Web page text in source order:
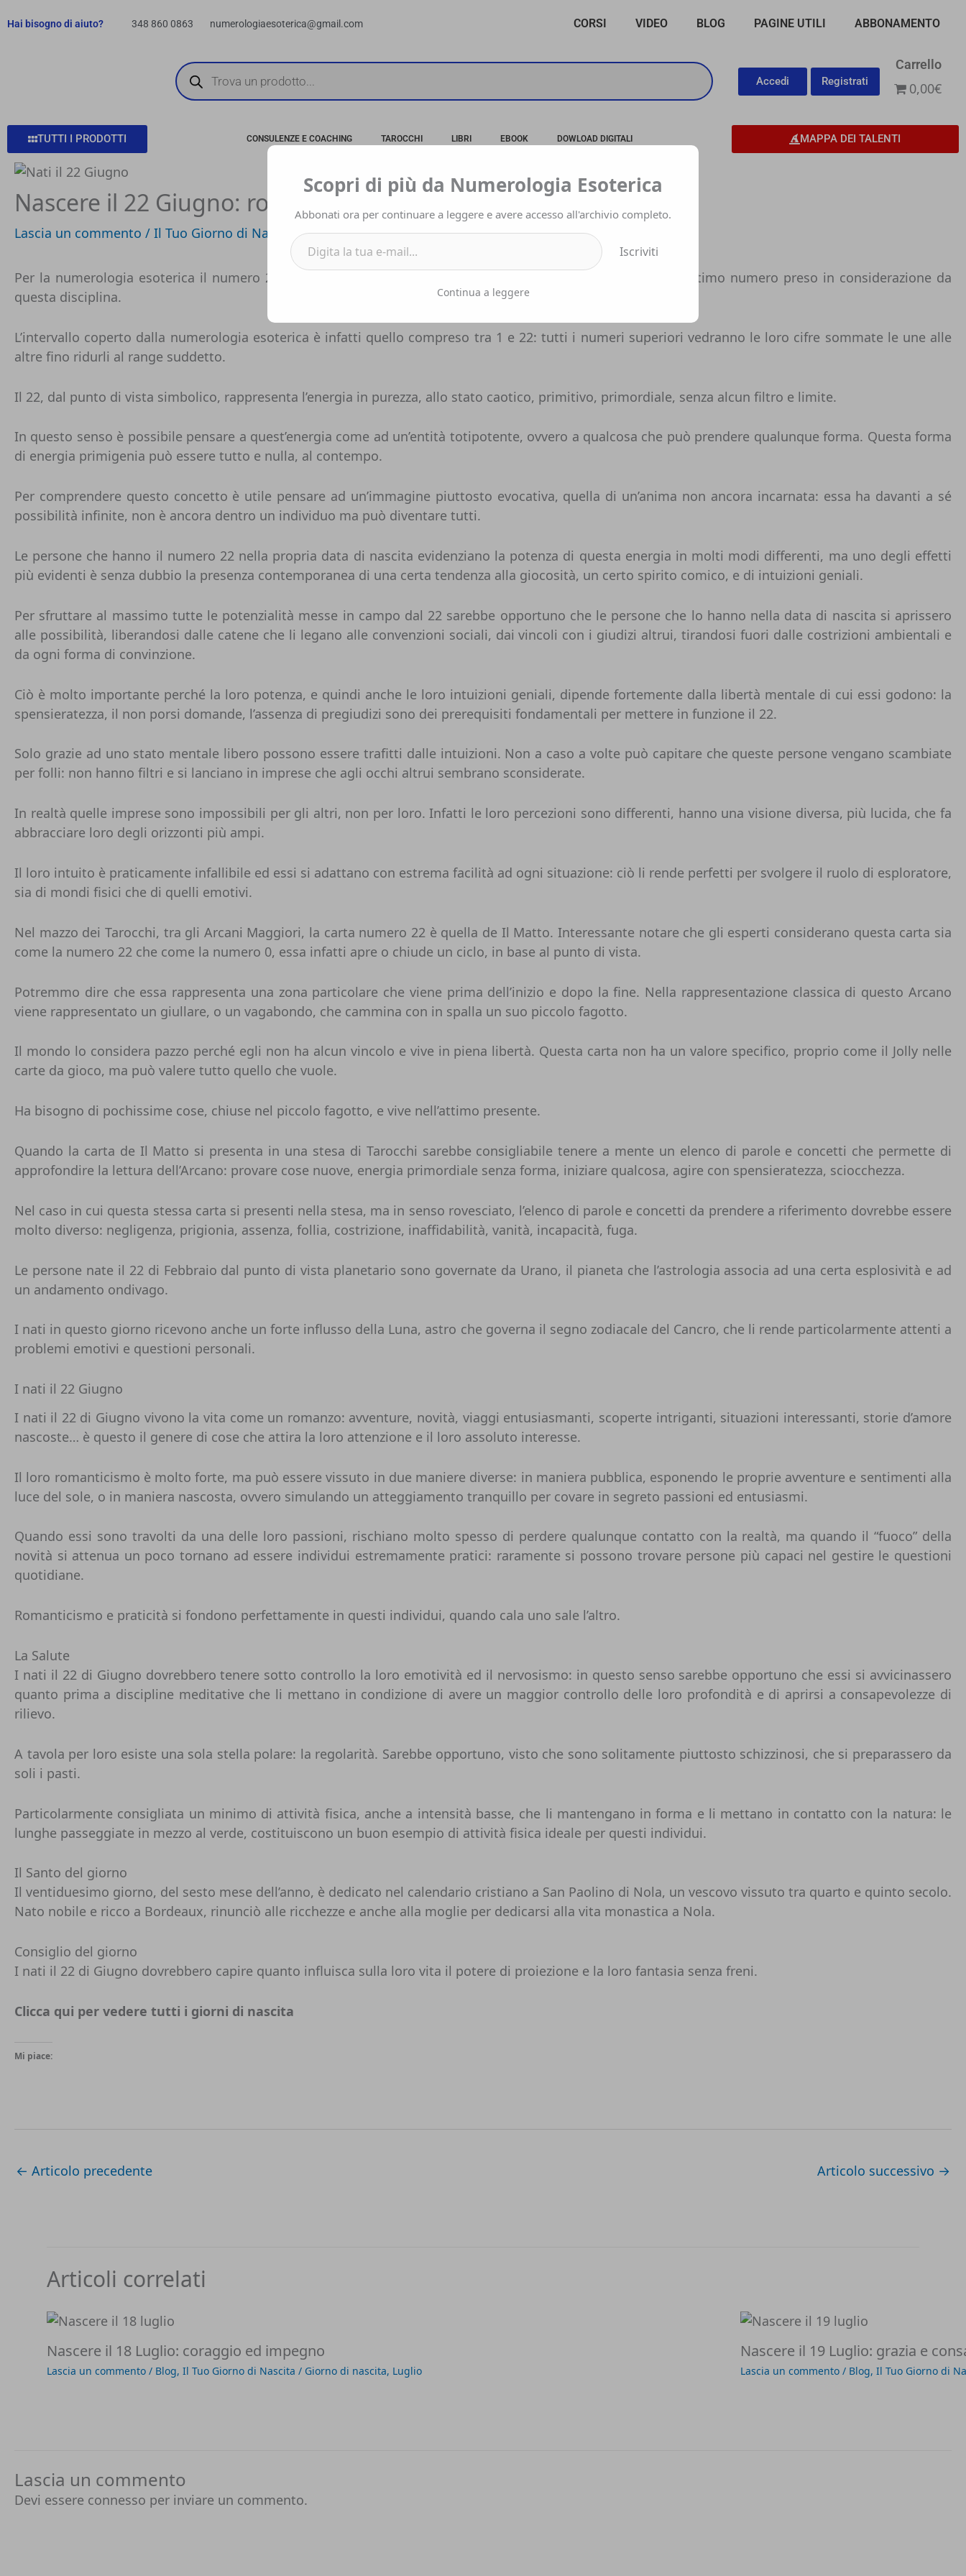
alHai bisogno di aiuto? 348 860 0863 numerologiaesoterica@gmail.com CORSI VIDEO BLOG PAGINE UTILI ABBONAMENTO
Products
search
Accedi Registrati
Carrello
0,00€
TUTTI I PRODOTTI CONSULENZE E COACHING TAROCCHI LIBRI EBOOK DOWLOAD DIGITALI MAPPA DEI TALENTI
Nascere il 22 Giugno: romanticismo e praticità
Lascia un commento / Il Tuo Giorno di Nascita/ DiPiergiorgio
Per la numerologia esoterica il numero 22 rappresenta qualcosa di estremamente speciale, esso infatti è l’ultimo numero preso in considerazione da
questa disciplina.
L’intervallo coperto dalla numerologia esoterica è infatti quello compreso tra 1 e 22: tutti i numeri superiori vedranno le loro cifre sommate le une alle
altre fino ridurli al range suddetto.
Il 22, dal punto di vista simbolico, rappresenta l’energia in purezza, allo stato caotico, primitivo, primordiale, senza alcun filtro e limite.
In questo senso è possibile pensare a quest’energia come ad un’entità totipotente, ovvero a qualcosa che può prendere qualunque forma. Questa forma
di energia primigenia può essere tutto e nulla, al contempo.
Per comprendere questo concetto è utile pensare ad un’immagine piuttosto evocativa, quella di un’anima non ancora incarnata: essa ha davanti a sé
possibilità infinite, non è ancora dentro un individuo ma può diventare tutti.
Le persone che hanno il numero 22 nella propria data di nascita evidenziano la potenza di questa energia in molti modi differenti, ma uno degli effetti
più evidenti è senza dubbio la presenza contemporanea di una certa tendenza alla giocosità, un certo spirito comico, e di intuizioni geniali.
Per sfruttare al massimo tutte le potenzialità messe in campo dal 22 sarebbe opportuno che le persone che lo hanno nella data di nascita si aprissero
alle possibilità, liberandosi dalle catene che li legano alle convenzioni sociali, dai vincoli con i giudizi altrui, tirandosi fuori dalle costrizioni ambientali e
da ogni forma di convinzione.
Ciò è molto importante perché la loro potenza, e quindi anche le loro intuizioni geniali, dipende fortemente dalla libertà mentale di cui essi godono: la
spensieratezza, il non porsi domande, l’assenza di pregiudizi sono dei prerequisiti fondamentali per mettere in funzione il 22.
Solo grazie ad uno stato mentale libero possono essere trafitti dalle intuizioni. Non a caso a volte può capitare che queste persone vengano scambiate
per folli: non hanno filtri e si lanciano in imprese che agli occhi altrui sembrano sconsiderate.
In realtà quelle imprese sono impossibili per gli altri, non per loro. Infatti le loro percezioni sono differenti, hanno una visione diversa, più lucida, che fa
abbracciare loro degli orizzonti più ampi.
Il loro intuito è praticamente infallibile ed essi si adattano con estrema facilità ad ogni situazione: ciò li rende perfetti per svolgere il ruolo di esploratore,
sia di mondi fisici che di quelli emotivi.
Nel mazzo dei Tarocchi, tra gli Arcani Maggiori, la carta numero 22 è quella de Il Matto. Interessante notare che gli esperti considerano questa carta sia
come la numero 22 che come la numero 0, essa infatti apre o chiude un ciclo, in base al punto di vista.
Potremmo dire che essa rappresenta una zona particolare che viene prima dell’inizio e dopo la fine. Nella rappresentazione classica di questo Arcano
viene rappresentato un giullare, o un vagabondo, che cammina con in spalla un suo piccolo fagotto.
Il mondo lo considera pazzo perché egli non ha alcun vincolo e vive in piena libertà. Questa carta non ha un valore specifico, proprio come il Jolly nelle
carte da gioco, ma può valere tutto quello che vuole.
Ha bisogno di pochissime cose, chiuse nel piccolo fagotto, e vive nell’attimo presente.
Quando la carta de Il Matto si presenta in una stesa di Tarocchi sarebbe consigliabile tenere a mente un elenco di parole e concetti che permette di
approfondire la lettura dell’Arcano: provare cose nuove, energia primordiale senza forma, iniziare qualcosa, agire con spensieratezza, sciocchezza.
Nel caso in cui questa stessa carta si presenti nella stesa, ma in senso rovesciato, l’elenco di parole e concetti da prendere a riferimento dovrebbe essere
molto diverso: negligenza, prigionia, assenza, follia, costrizione, inaffidabilità, vanità, incapacità, fuga.
Le persone nate il 22 di Febbraio dal punto di vista planetario sono governate da Urano, il pianeta che l’astrologia associa ad una certa esplosività e ad
un andamento ondivago.
I nati in questo giorno ricevono anche un forte influsso della Luna, astro che governa il segno zodiacale del Cancro, che li rende particolarmente attenti a
problemi emotivi e questioni personali.
I nati il 22 Giugno
I nati il 22 di Giugno vivono la vita come un romanzo: avventure, novità, viaggi entusiasmanti, scoperte intriganti, situazioni interessanti, storie d’amore
nascoste… è questo il genere di cose che attira la loro attenzione e il loro assoluto interesse.
Il loro romanticismo è molto forte, ma può essere vissuto in due maniere diverse: in maniera pubblica, esponendo le proprie avventure e sentimenti alla
luce del sole, o in maniera nascosta, ovvero simulando un atteggiamento tranquillo per covare in segreto passioni ed entusiasmi.
Quando essi sono travolti da una delle loro passioni, rischiano molto spesso di perdere qualunque contatto con la realtà, ma quando il “fuoco” della
novità si attenua un poco tornano ad essere individui estremamente pratici: raramente si possono trovare persone più capaci nel gestire le questioni
quotidiane.
Romanticismo e praticità si fondono perfettamente in questi individui, quando cala uno sale l’altro.
La Salute
I nati il 22 di Giugno dovrebbero tenere sotto controllo la loro emotività ed il nervosismo: in questo senso sarebbe opportuno che essi si avvicinassero
quanto prima a discipline meditative che li mettano in condizione di avere un maggior controllo delle loro profondità e di aprirsi a consapevolezze di
rilievo.
A tavola per loro esiste una sola stella polare: la regolarità. Sarebbe opportuno, visto che sono solitamente piuttosto schizzinosi, che si preparassero da
soli i pasti.
Particolarmente consigliata un minimo di attività fisica, anche a intensità basse, che li mantengano in forma e li mettano in contatto con la natura: le
lunghe passeggiate in mezzo al verde, costituiscono un buon esempio di attività fisica ideale per questi individui.
Il Santo del giorno
Il ventiduesimo giorno, del sesto mese dell’anno, è dedicato nel calendario cristiano a San Paolino di Nola, un vescovo vissuto tra quarto e quinto secolo.
Nato nobile e ricco a Bordeaux, rinunciò alle ricchezze e anche alla moglie per dedicarsi alla vita monastica a Nola.
Consiglio del giorno
I nati il 22 di Giugno dovrebbero capire quanto influisca sulla loro vita il potere di proiezione e la loro fantasia senza freni.
Clicca qui per vedere tutti i giorni di nascita
Mi piace:
← Articolo precedente Articolo successivo →
Articoli correlati
Nascere il 18 Luglio: coraggio ed impegno
Lascia un commento / Blog, Il Tuo Giorno di Nascita / Giorno di nascita, Luglio
Nascere il 19 Luglio: grazia e
Lascia un commento / Blog, Il Tuo Giorno di
Lascia un commento
Devi essere connesso per inviare un commento.
Scopri di più da Numerologia Esoterica
Abbonati ora per continuare a leggere e avere accesso all'archivio completo.
Digita la tua e-mail...
Iscriviti
Continua a leggere